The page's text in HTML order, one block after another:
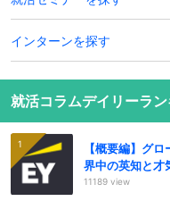
インターンを探す
就活コラムデイリーラ
【概要編】グ
界中の英知と才
11189 view